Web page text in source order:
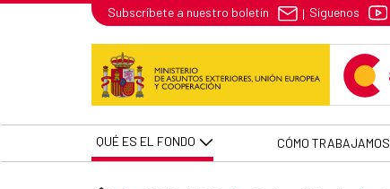
Skip to Main Content
Señas de identidad - AECID -
Subscríbete a nuestro boletín | Síguenos
QUÉ ES EL FONDO CÓMO TRABAJAMOS